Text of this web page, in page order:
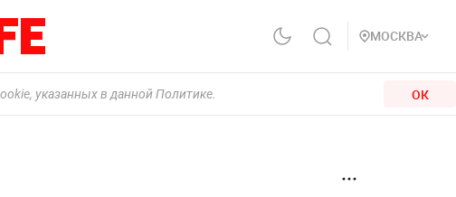
МОСКВА
указанных в данной Политике. ОК